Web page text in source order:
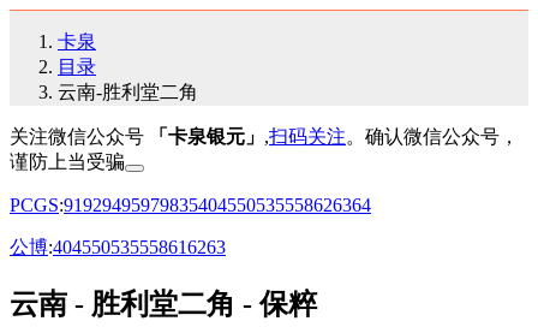
卡泉
目录
云南-胜利堂二角
关注微信公众号 「卡泉银元」 ,扫码关注。确认微信公众号，
谨防上当受骗
PCGS:91929495979835404550535558626364
公博:404550535558616263
云南 - 胜利堂二角 - 保粹